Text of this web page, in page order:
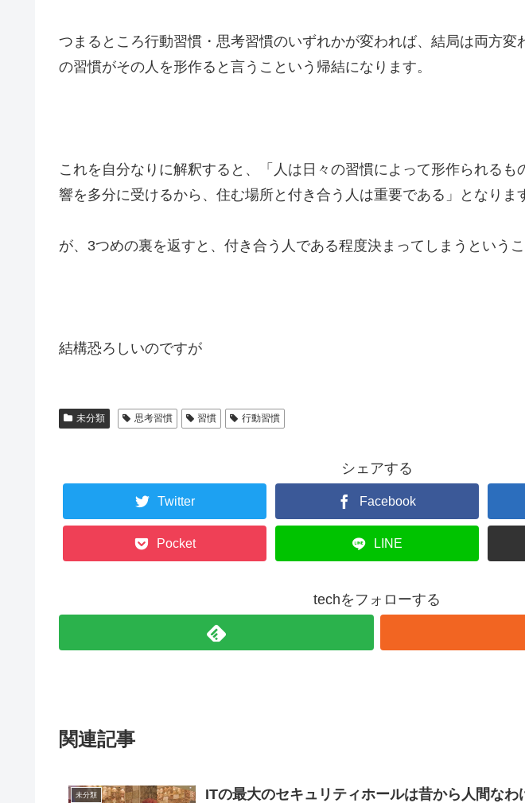
つまるところ行動習慣・思考習慣のいずれかが変われば、結局は両方変
の習慣がその人を形作ると言うこという帰結になります。
これを自分なりに解釈すると、「人は日々の習慣によって形作られるも
響を多分に受けるから、住む場所と付き合う人は重要である」となりま
が、3つめの裏を返すと、付き合う人である程度決まってしまうというこ
結構恐ろしいのですが
未分類 思考習慣 習慣 行動習慣
シェアする
Twitter Facebook
Pocket LINE
techをフォローする
関連記事
未分類 ITの最大のセキュリティホールは昔から人間なわ